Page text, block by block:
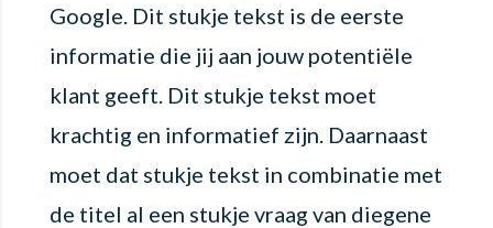
Google. Dit stukje tekst is de eerste
informatie die jij aan jouw potentiële
klant geeft. Dit stukje tekst moet
krachtig en informatief zijn. Daarnaast
moet dat stukje tekst in combinatie met
de titel al een stukje vraag van diegene